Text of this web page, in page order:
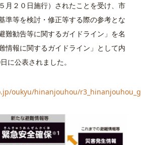
２０日施行）されたことを受け、市
準等を検討・修正等する際の参考とな
難勧告等に関するガイドライン」を名
情報に関するガイドライン」として内
に公表されました。
oukyu/hinanjouhou/